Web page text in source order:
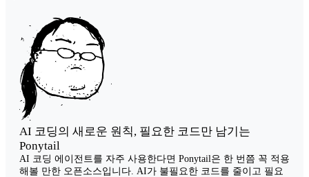
AI 코딩의 새로운 원칙, 필요한 코드만 남기는
Ponytail
AI 코딩 에이전트를 자주 사용한다면 Ponytail은 한 번쯤 꼭 적용
해볼 만한 오픈소스입니다. AI가 불필요한 코드를 줄이고 필요